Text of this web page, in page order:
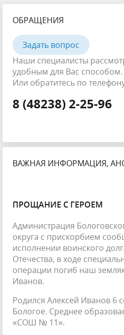
ОБРАЩЕНИЯ
Задать вопрос
Наши специалисты
удобным для Вас способом.
Или обратитесь по
8 (48238) 2-25-96
ВАЖНАЯ ИНФОРМАЦИЯ,
ПРОЩАНИЕ С ГЕРОЕМ
Администрация
округа с прискорбием
исполнении воинского
Отечества, в ходе
операции погиб наш
Иванов.
Родился Алексей Иванов 6
Бологое. Среднее
«СОШ № 11».